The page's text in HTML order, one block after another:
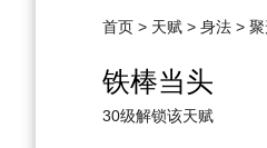
首页 > 天赋 > 身法 >
铁棒当头
跳
跳
30级解锁该天赋